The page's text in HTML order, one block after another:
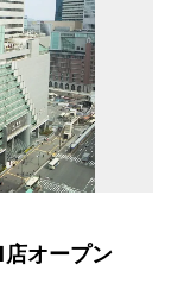
店オープン